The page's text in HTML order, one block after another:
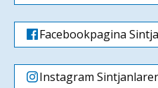
Facebookpagina
Instagram